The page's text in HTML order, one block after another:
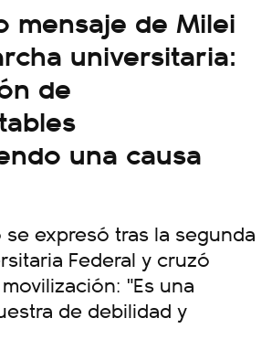
mensaje de Milei
universitaria:
de
una causa
se expresó tras la segunda
Federal y cruzó
"Es una
de debilidad y